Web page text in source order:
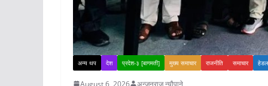
अन्य थप देश प्रदेश-३ [बागमती] मुख्य समाचार राजनीति समाचार
August 6, 2026 अन्जनराज न्यौपाने